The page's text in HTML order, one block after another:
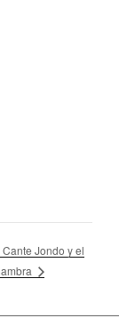
Jondo y el